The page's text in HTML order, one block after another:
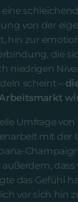
von der
hin zur
die
niedrigen
scheint –
Umfrage von
mit der
dass
das Gefühl
vor sich hin